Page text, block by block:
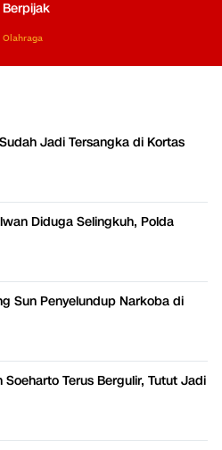
Berpijak
Olahraga
Jadi Tersangka di Kortas
Diduga Selingkuh, Polda
Sun Penyelundup Narkoba di
Terus Bergulir, Tutut Jadi